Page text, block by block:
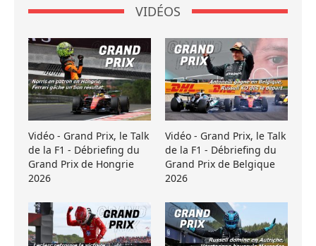
VIDÉOS
Vidéo - Grand Prix, le Talk
de la F1 - Débriefing du
Grand Prix de Hongrie
2026
Vidéo - Grand Prix, le Talk
de la F1 - Débriefing du
Grand Prix de Belgique
2026